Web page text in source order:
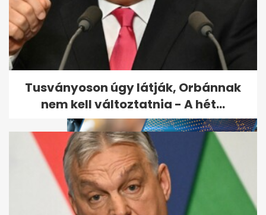
Pál Márton
szivárványcsaládjának nem
járt a családi jegy a...
Tusványoson úgy látják, Orbánnak
nem kell változtatnia - A hét...